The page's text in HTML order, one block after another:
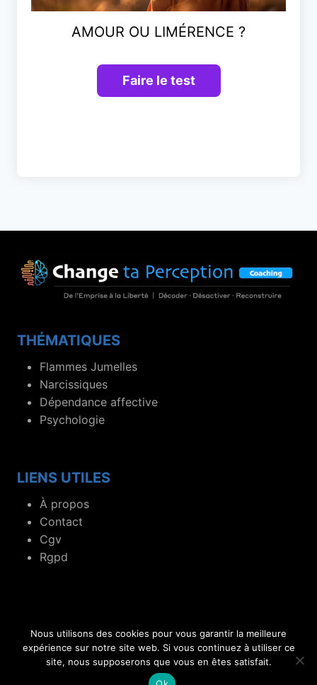
AMOUR OU LIMÉRENCE ?
THÉMATIQUES
Flammes Jumelles
Narcissiques
Dépendance affective
Psychologie
LIENS UTILES
À propos
Contact
Cgv
Rgpd
© 2019- 2026 Blog dédié aux flammes jumelles et
relations toxiques.
Nous utilisons des cookies pour vous garantir la meilleure
expérience sur notre site web. Si vous continuez à utiliser ce
site, nous supposerons que vous en êtes satisfait.